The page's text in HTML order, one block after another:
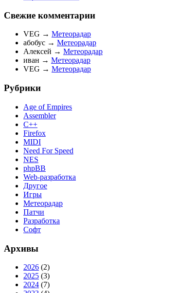
Свежие комментарии
VEG → Метеорадар
абобус → Метеорадар
Алексей → Метеорадар
иван → Метеорадар
VEG → Метеорадар
Рубрики
Age of Empires
Assembler
C++
Firefox
MIDI
Need For Speed
NES
phpBB
Web-разработка
Другое
Игры
Метеорадар
Патчи
Разработка
Софт
Архивы
2026 (2)
2025 (3)
2024 (7)